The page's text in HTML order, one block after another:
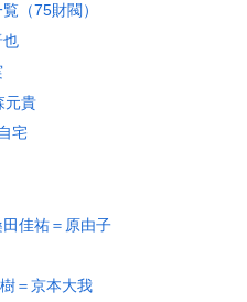
（75財閥）
也
元貴
宅
田佳祐＝原由子
＝京本大我